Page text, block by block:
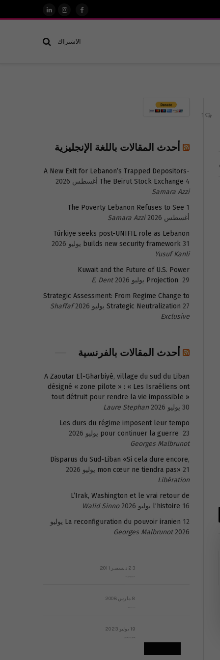
فيسبوكالانستغرام
لينكدإن
الاشتراك
أحدث المقالات باللغة الإنجليزية
A New Exit for Lebanon’s Trapped Depositors-
The Beirut Stock Exchange 4 أغسطس 2026
Samara Azzi
The Poverty Lebanon Refuses to See 1
أغسطس 2026
Samara Azzi
Türkiye seeks post-UNIFIL role as Lebanon
builds new security framework 31 يوليو 2026
Yusuf Kanli
Kuwait and the Future of U.S. Power
Projection 29 يوليو 2026
E. Dent
Strategic Assessment: From Regime Change to
Strategic Neutralization 27 يوليو 2026
Shaffaf
Exclusive
أحدث المقالات بالفرنسية
A Zaoutar El-Gharbiyé, village du sud du Liban
désigné « zone pilote » : « Les Israéliens ont
tout détruit pour rendre la vie impossible »
30 يوليو 2026
Laure Stephan
Les durs du régime imposent leur tempo
pour continuer la guerre 23 يوليو 2026
Georges Malbrunot
Disparus du Sud-Liban «Si cela dure encore,
mon cœur ne tiendra pas» 21 يوليو 2026
Libération
L’Irak, Washington et le vrai retour de
l’histoire 16 يوليو 2026
Walid Sinno
La reconfiguration du pouvoir iranien 12 يوليو
2026
Georges Malbrunot
23 ديسمبر 2011
8 مارس 2008
19 يوليو 2023